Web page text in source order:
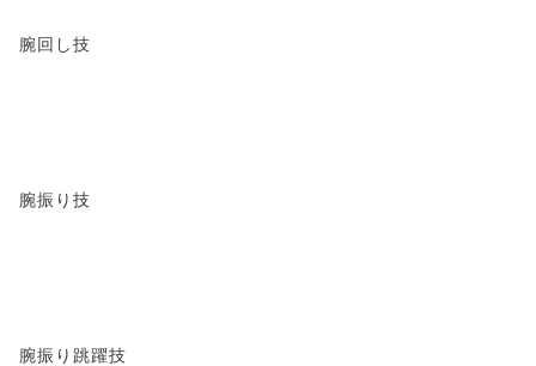
腕回し技
腕振り技
腕振り跳躍技